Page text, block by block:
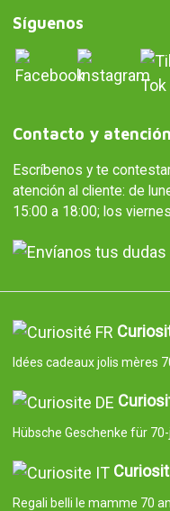
Síguenos
Contacto y
Escríbenos y te
atención al cliente: de
15:00 a 18:00; los
Idées cadeaux jolis mères
Hübsche Geschenke für
Regali belli le mamme 70